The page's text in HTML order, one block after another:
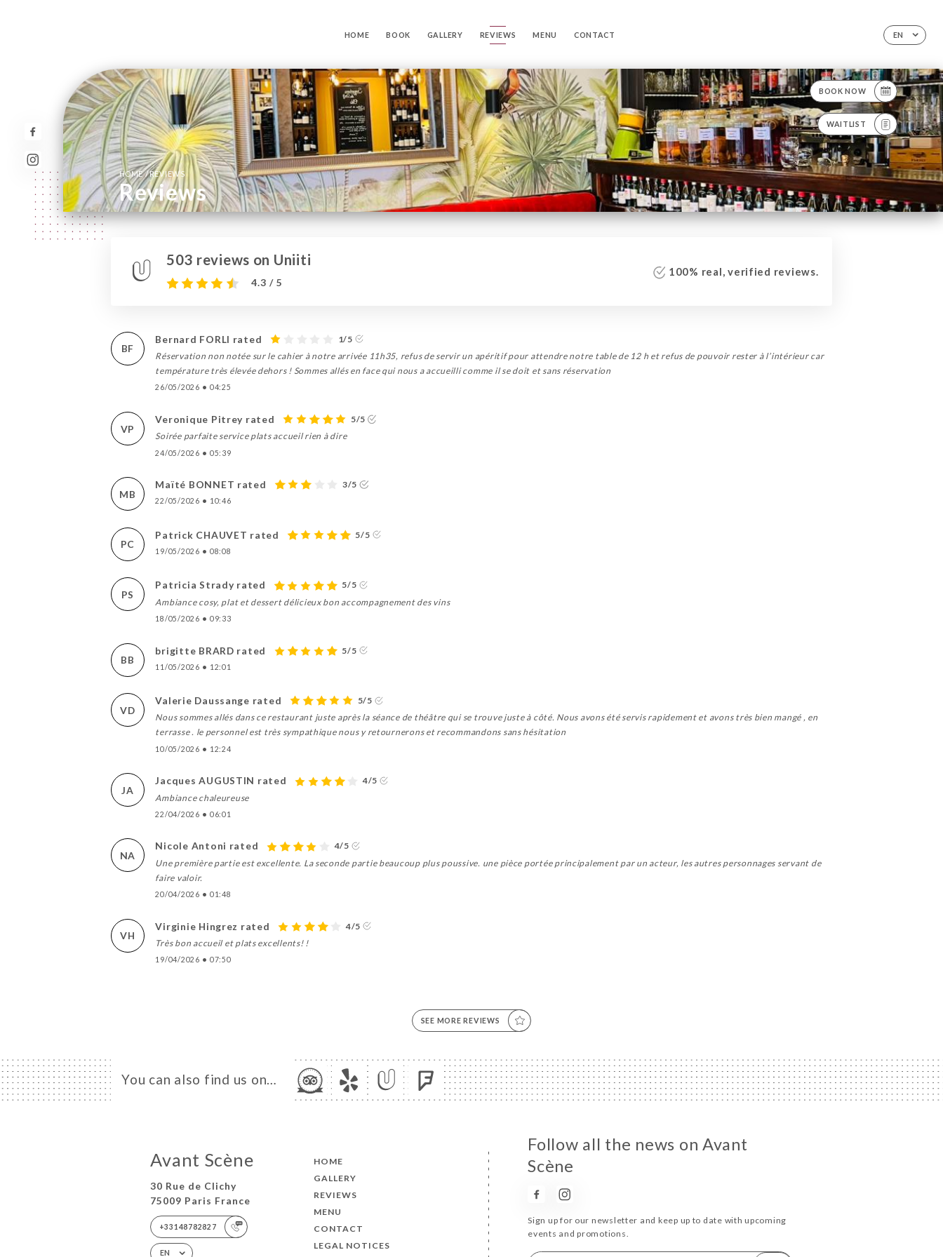
EN
HOME BOOK GALLERY REVIEWS MENU CONTACT
BOOK NOW
WAITLIST
HOME/REVIEWS
Reviews
503 reviews on Uniiti
4.3 / 5
100% real, verified reviews.
BF
Bernard FORLI rated
1/5
Réservation non notée sur le cahier à notre arrivée 11h35, refus de servir un apéritif pour attendre notre table de 12 h et refus de pouvoir rester à l’intérieur car
température très élevée dehors ! Sommes allés en face qui nous a accueilli comme il se doit et sans réservation
26/05/2026 • 04:25
VP
Veronique Pitrey rated
5/5
Soirée parfaite service plats accueil rien à dire
24/05/2026 • 05:39
MB
Maïté BONNET rated 3/5
22/05/2026 • 10:46
PC
Patrick CHAUVET rated 5/5
19/05/2026 • 08:08
PS
Patricia Strady rated
5/5
Ambiance cosy, plat et dessert délicieux bon accompagnement des vins
18/05/2026 • 09:33
BB
brigitte BRARD rated 5/5
11/05/2026 • 12:01
VD
Valerie Daussange rated
5/5
Nous sommes allés dans ce restaurant juste après la séance de théâtre qui se trouve juste à côté. Nous avons été servis rapidement et avons très bien mangé , en
terrasse . le personnel est très sympathique nous y retournerons et recommandons sans hésitation
10/05/2026 • 12:24
JA
Jacques AUGUSTIN rated
4/5
Ambiance chaleureuse
22/04/2026 • 06:01
NA
Nicole Antoni rated
4/5
Une première partie est excellente. La seconde partie beaucoup plus poussive. une pièce portée principalement par un acteur, les autres personnages servant de
faire valoir.
20/04/2026 • 01:48
VH
Virginie Hingrez rated
4/5
Très bon accueil et plats excellents! !
19/04/2026 • 07:50
SEE MORE REVIEWS
You can also find us on…
Avant Scène
30 Rue de Clichy
75009 Paris France
+33148782827
EN
HOME
GALLERY
REVIEWS
MENU
CONTACT
LEGAL NOTICES
Follow all the news on Avant
Scène
Sign up for our newsletter and keep up to date with upcoming
events and promotions.